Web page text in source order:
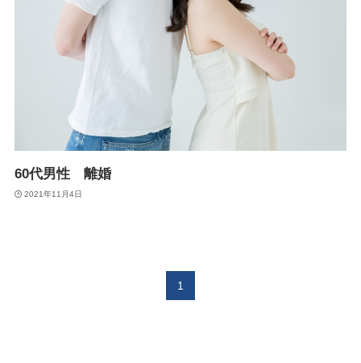
60代男性 離婚
2021年11月4日
1